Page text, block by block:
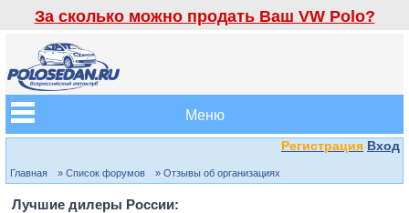
За сколько можно продать Ваш VW Polo?
Меню
Регистрация Вход
Главная » Список форумов » Отзывы об организациях
Лучшие дилеры России: